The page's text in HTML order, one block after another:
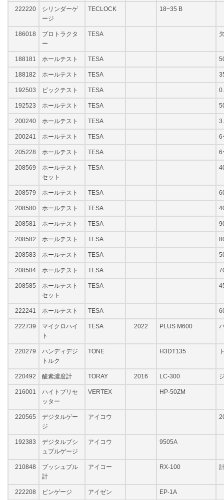
222220
シリンダーゲ
ージ
TECLOCK 18~35 B
186018
プロトラクタ
ー
TESA
188181 ホールテスト TESA
188182 ホールテスト TESA
192503 ピックテスト TESA
192523 ホールテスト TESA
200240 ホールテスト TESA
200241 ホールテスト TESA 6
205228 ホールテスト TESA 6
208569
ホールテスト
セット
TESA
208579 ホールテスト TESA
208580 ホールテスト TESA
208581 ホールテスト TESA
208582 ホールテスト TESA
208583 ホールテスト TESA
208584 ホールテスト TESA
208585
ホールテスト
セット
TESA
222241 ホールテスト TESA
222739
マイクロハイ
ト
TESA 2022 PLUS M600
220279
ハンディデジ
トルク
TONE H3DT135
220492 酸素濃度計 TORAY 2016 LC-300
216001
ハイトプリセ
ッター
VERTEX HP-50ZM
220565
デジタルゲー
ジ
アイコウ
192383
デジタルプシ
ュプルゲージ
アイコウ 9505A
210848
プッシュプル
計
アイコー RX-100
222208 ピンゲージ アイゼン EP-1A